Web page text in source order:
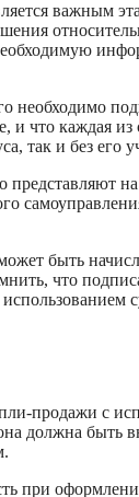
важным
необходимо
и что каждая
так и без его
представляют
быть
что
продажи с
должна быть
при